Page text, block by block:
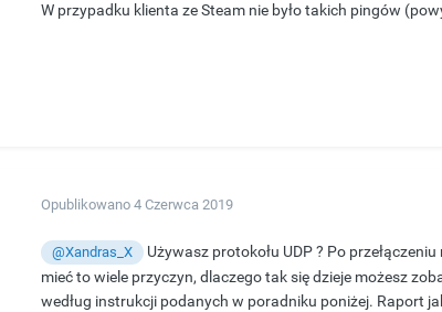
W przypadku klienta ze Steam nie było takich pingów
Opublikowano 4 Czerwca 2019
@Xandras_X
Używasz protokołu UDP ? Po
mieć to wiele przyczyn, dlaczego tak się dzieje możesz
według instrukcji podanych w poradniku poniżej. Raport